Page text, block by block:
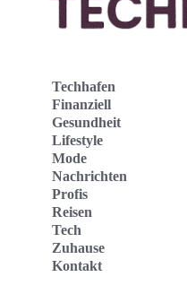
Techhafen
Finanziell
Gesundheit
Lifestyle
Mode
Nachrichten
Profis
Reisen
Tech
Zuhause
Kontakt